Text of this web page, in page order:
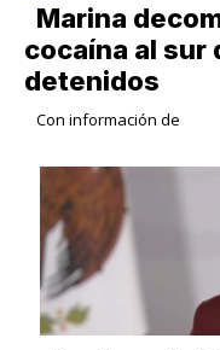
Marina
cocaína al sur
detenidos
Con información de